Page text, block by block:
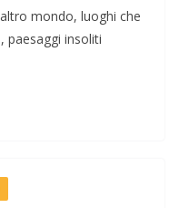
mondo, luoghi che
paesaggi insoliti